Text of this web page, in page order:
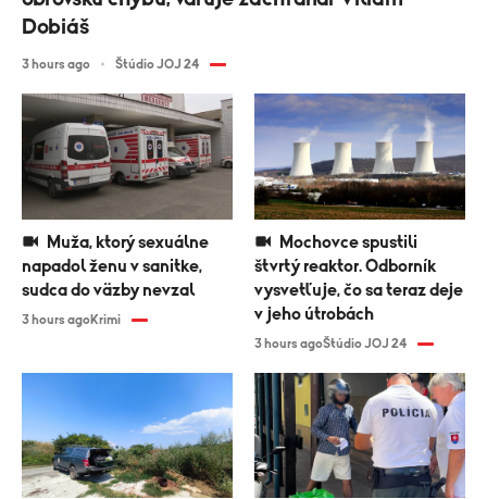
Dobiáš
3 hours ago Štúdio JOJ 24
napadol ženu v sanitke,
sudca do väzby nevzal
3 hours agoKrimi
štvrtý reaktor. Odborník
vysvetľuje, čo sa teraz deje
v jeho útrobách
3 hours agoŠtúdio JOJ 24